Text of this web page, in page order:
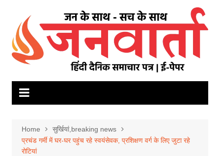
content
Home
सुर्खियां,breaking news
प्रचंड गर्मी में घर-घर पहुंच रहे स्वयंसेवक, प्रशिक्षण वर्ग के लिए जुटा रहे
रोटियां